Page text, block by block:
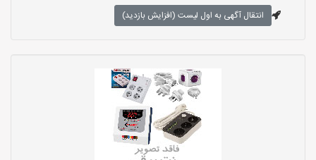
انتقال آگهی به اول لیست (افزایش بازدید)